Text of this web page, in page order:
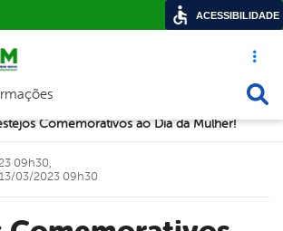
Acesso
de navegação
Comemorativos ao Dia da Mulher!
09h30,
03/2023 09h30
ACESSIBILIDADE